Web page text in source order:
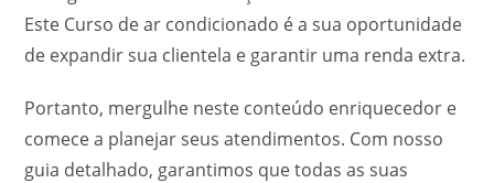
Este Curso de ar condicionado é a sua oportunidade
de expandir sua clientela e garantir uma renda extra.
Portanto, mergulhe neste conteúdo enriquecedor e
comece a planejar seus atendimentos. Com nosso
guia detalhado, garantimos que todas as suas